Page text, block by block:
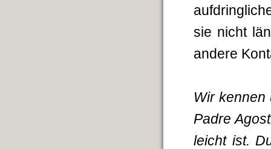
sie nicht
andere
Wir
Padre
leicht ist.